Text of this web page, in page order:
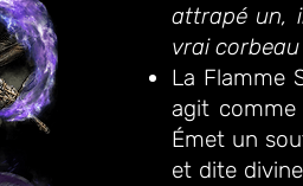
attrapé un,
vrai
La Flamme
agit comme
Émet un
et dite